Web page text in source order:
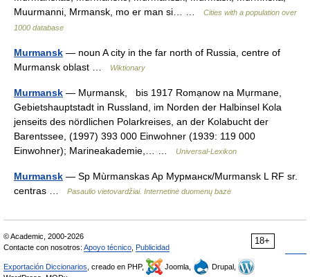
Muurmanni, Mrmansk, mo er man si… …
Cities with a population over
1000 database
Murmansk — noun A city in the far north of Russia, centre of
Murmansk oblast …
Wiktionary
Murmansk — Mụrmansk, bis 1917 Romạnow na Mụrmane,
Gebietshauptstadt in Russland, im Norden der Halbinsel Kola
jenseits des nördlichen Polarkreises, an der Kolabucht der
Barentssee, (1997) 393 000 Einwohner (1939: 119 000
Einwohner); Marineakademie,… …
Universal-Lexikon
Murmansk — Sp Mùrmanskas Ap Мурманск/Murmansk L RF sr.
centras …
Pasaulio vietovardžiai. Internetinė duomenų bazė
18+
© Academic, 2000-2026
Contacte con nosotros: Apoyo técnico Publicidad
Exportación Diccionarios , creado en PHP, Joomla,
Drupal,